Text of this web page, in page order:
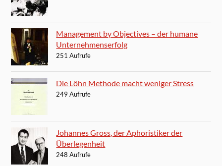
Management by Objectives – der humane
Unternehmenserfolg
251 Aufrufe
Die Löhn Methode macht weniger Stress
249 Aufrufe
Johannes Gross, der Aphoristiker der
Überlegenheit
248 Aufrufe